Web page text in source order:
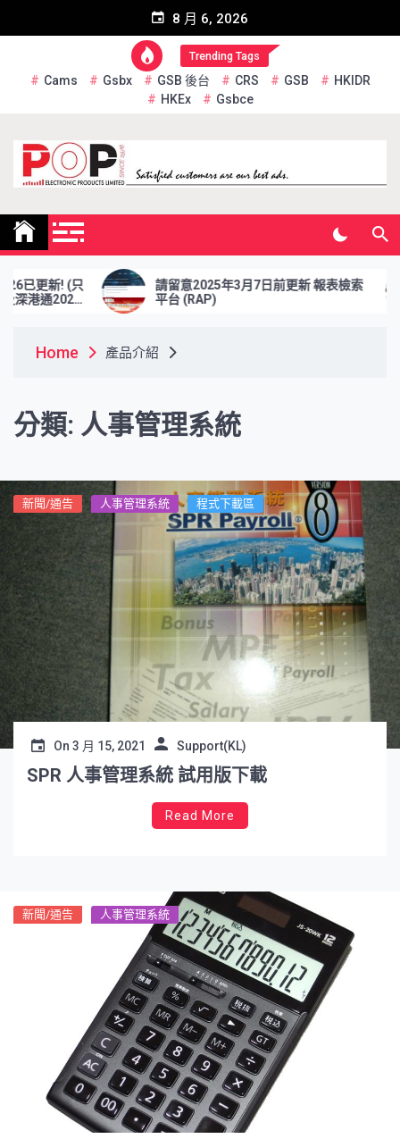
8 月 6, 2026
Trending Tags
Cams Gsbx GSB 後台 CRS GSB
HKIDR
HKEx
Gsbce
Pop Electronic Products
Limited
新! (只
通2026
請留意2025年3月7日前更新 報表檢索
平台 (RAP)
Home 產品介紹
分類: 人事管理系統
新聞/通告 人事管理系統 程式下載區
On 3 月 15, 2021 Support(KL)
SPR 人事管理系統 試用版下載
Read More
新聞/通告 人事管理系統